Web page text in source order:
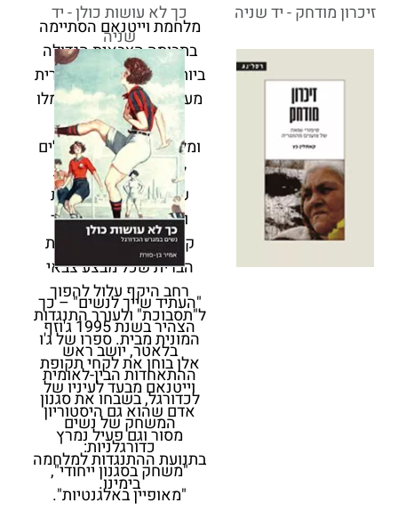
מלחמת וייטנאם הסתיימה
בתבוסה הצבאית הגדולה
ביותר שידעה ארצות הברית
מעודה. מאז ועד היום עמלו
המשטר האמריקאי
ומלומדיו האינטלקטואלים
להתגבר על התסמונת
שזכתה לשם "תסמונת
וייטנאם" – חשש מצד
קובעי המדיניות בארצות
הברית שכל מבצע צבאי
רחב היקף עלול להפוך
ל"תסבוכת" ולעורר התנגדות
המונית מבית. ספרו של ג'ו
אלן בוחן את לקחי תקופת
וייטנאם מבעד לעיניו של
אדם שהוא גם היסטוריון
מסור וגם פעיל נמרץ
בתנועת ההתנגדות למלחמה
בימינו.
זיכרון מודחק - יד שניה
כך לא עושות כולן - יד
שניה
"העתיד שייך לנשים" – כך
הצהיר בשנת 1995 ג'וזף
בלאטר, יושב ראש
ההתאחדות הבין-לאומית
לכדורגל, בשבחו את סגנון
המשחק של נשים
כדורגלניות:
"משחק בסגנון ייחודי",
"מאופיין באלגנטיות".